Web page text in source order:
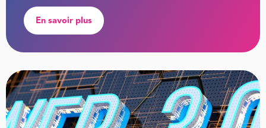
En savoir plus